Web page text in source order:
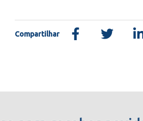
Compartilhar